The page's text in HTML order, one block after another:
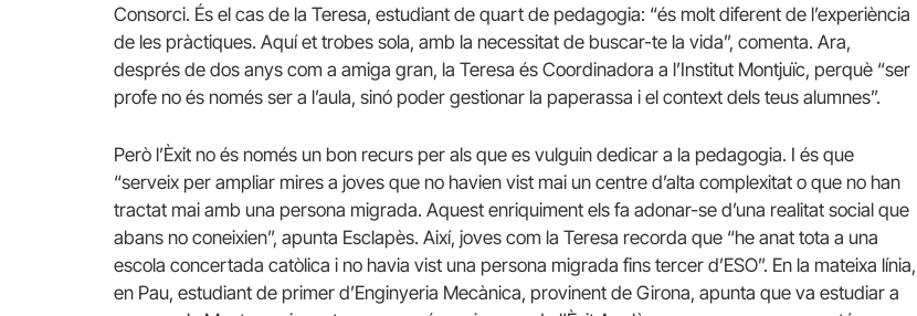
Consorci. És el cas de la Teresa, estudiant de quart de pedagogia: “és molt diferent de l’experiència
de les pràctiques. Aquí et trobes sola, amb la necessitat de buscar-te la vida”, comenta. Ara,
després de dos anys com a amiga gran, la Teresa és Coordinadora a l’Institut Montjuïc, perquè “ser
profe no és només ser a l’aula, sinó poder gestionar la paperassa i el context dels teus alumnes”.
Però l’Èxit no és només un bon recurs per als que es vulguin dedicar a la pedagogia. I és que
“serveix per ampliar mires a joves que no havien vist mai un centre d’alta complexitat o que no han
tractat mai amb una persona migrada. Aquest enriquiment els fa adonar-se d’una realitat social que
abans no coneixien”, apunta Esclapès. Així, joves com la Teresa recorda que “he anat tota a una
escola concertada catòlica i no havia vist una persona migrada fins tercer d’ESO”. En la mateixa línia,
en Pau, estudiant de primer d’Enginyeria Mecànica, provinent de Girona, apunta que va estudiar a